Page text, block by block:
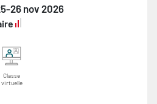
26 nov 2026
Classe
virtuelle